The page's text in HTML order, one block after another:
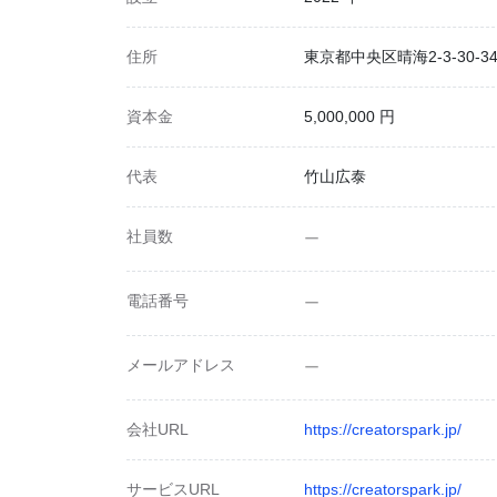
住所 東京都中央区晴海2-3-30-
資本金 5,000,000 円
代表 竹山広泰
社員数 ー
電話番号 ー
メールアドレス ー
会社URL https://creatorspark.jp/
サービスURL https://creatorspark.jp/